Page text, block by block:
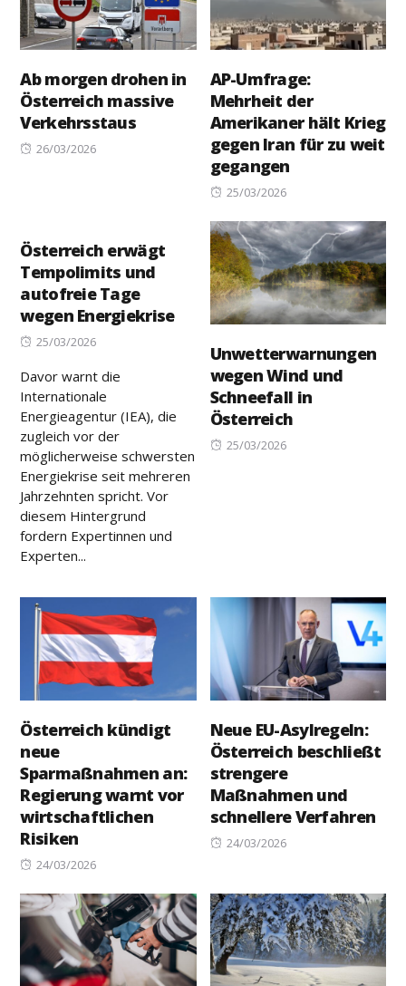
Ab morgen drohen in
Österreich massive
Verkehrsstaus
Posted
26/03/2026
AP-Umfrage:
Mehrheit der
Amerikaner hält Krieg
gegen Iran für zu weit
gegangen
Posted
25/03/2026
Österreich erwägt
Tempolimits und
autofreie Tage
wegen Energiekrise
Posted
25/03/2026
Davor warnt die
Internationale
Energieagentur (IEA), die
zugleich vor der
möglicherweise schwersten
Energiekrise seit mehreren
Jahrzehnten spricht. Vor
diesem Hintergrund
fordern Expertinnen und
Experten...
Unwetterwarnungen
wegen Wind und
Schneefall in
Österreich
Posted
25/03/2026
Österreich kündigt
neue
Sparmaßnahmen an:
Regierung warnt vor
wirtschaftlichen
Risiken
Posted
24/03/2026
Neue EU-Asylregeln:
Österreich beschließt
strengere
Maßnahmen und
schnellere Verfahren
Posted
24/03/2026